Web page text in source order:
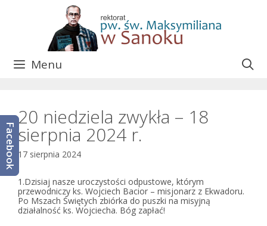
Facebook
Menu
20 niedziela zwykła – 18
sierpnia 2024 r.
17 sierpnia 2024
1.Dzisiaj nasze uroczystości odpustowe, którym
przewodniczy ks. Wojciech Bacior – misjonarz z Ekwadoru.
Po Mszach Świętych zbiórka do puszki na misyjną
działalność ks. Wojciecha. Bóg zapłać!